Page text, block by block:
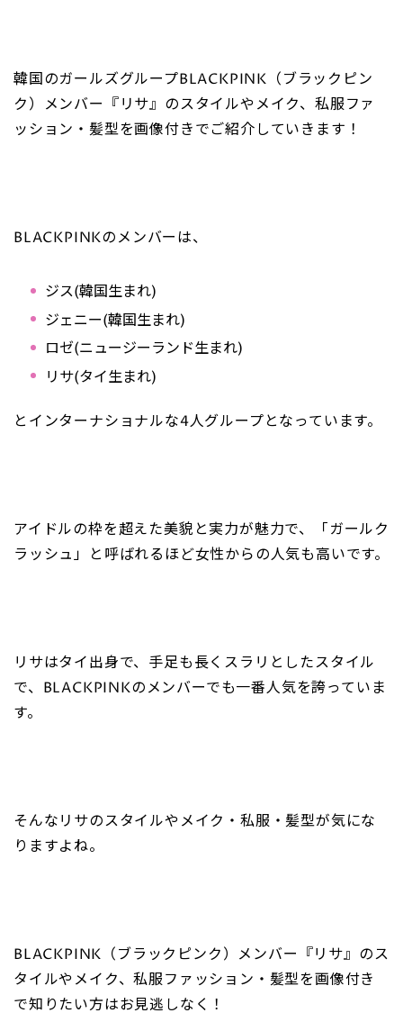
韓国のガールズグループBLACKPINK（ブラックピン
ク）メンバー『リサ』のスタイルやメイク、私服ファ
ッション・髪型を画像付きでご紹介していきます！
BLACKPINKのメンバーは、
ジス(韓国生まれ)
ジェニー(韓国生まれ)
ロゼ(ニュージーランド生まれ)
リサ(タイ生まれ)
とインターナショナルな4人グループとなっています。
アイドルの枠を超えた美貌と実力が魅力で、「ガールク
ラッシュ」と呼ばれるほど女性からの人気も高いです。
リサはタイ出身で、手足も長くスラリとしたスタイル
で、BLACKPINKのメンバーでも一番人気を誇っていま
す。
そんなリサのスタイルやメイク・私服・髪型が気にな
りますよね。
BLACKPINK（ブラックピンク）メンバー『リサ』のス
タイルやメイク、私服ファッション・髪型を画像付き
で知りたい方はお見逃しなく！